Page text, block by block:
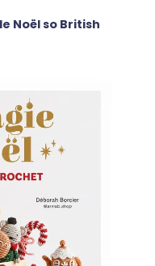
Noël so British